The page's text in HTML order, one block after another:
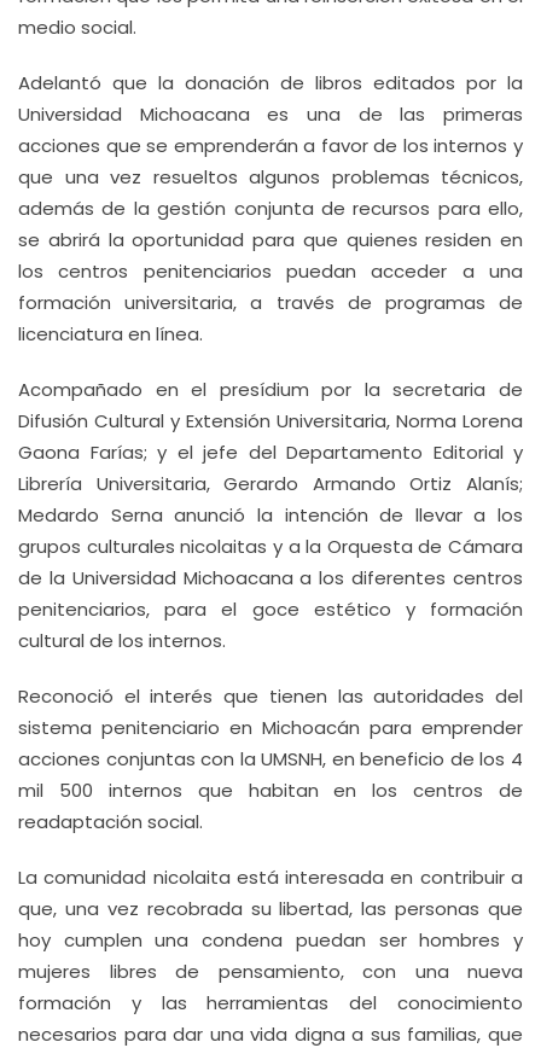
medio social.
Adelantó que la donación de libros editados por la
Universidad Michoacana es una de las primeras
acciones que se emprenderán a favor de los internos y
que una vez resueltos algunos problemas técnicos,
además de la gestión conjunta de recursos para ello,
se abrirá la oportunidad para que quienes residen en
los centros penitenciarios puedan acceder a una
formación universitaria, a través de programas de
licenciatura en línea.
Acompañado en el presídium por la secretaria de
Difusión Cultural y Extensión Universitaria, Norma Lorena
Gaona Farías; y el jefe del Departamento Editorial y
Librería Universitaria, Gerardo Armando Ortiz Alanís;
Medardo Serna anunció la intención de llevar a los
grupos culturales nicolaitas y a la Orquesta de Cámara
de la Universidad Michoacana a los diferentes centros
penitenciarios, para el goce estético y formación
cultural de los internos.
Reconoció el interés que tienen las autoridades del
sistema penitenciario en Michoacán para emprender
acciones conjuntas con la UMSNH, en beneficio de los 4
mil 500 internos que habitan en los centros de
readaptación social.
La comunidad nicolaita está interesada en contribuir a
que, una vez recobrada su libertad, las personas que
hoy cumplen una condena puedan ser hombres y
mujeres libres de pensamiento, con una nueva
formación y las herramientas del conocimiento
necesarios para dar una vida digna a sus familias, que